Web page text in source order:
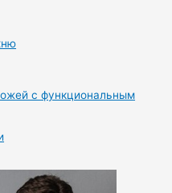
с функциональным